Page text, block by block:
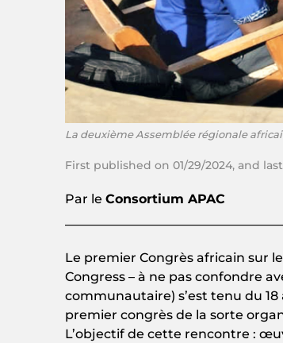
La deuxième Assemblée régionale
First published on 01/29/2024, and
Par le Consortium APAC
Le premier Congrès africain sur
Congress – à ne pas confondre
communautaire) s’est tenu du 18
premier congrès de la sorte
L’objectif de cette rencontre :